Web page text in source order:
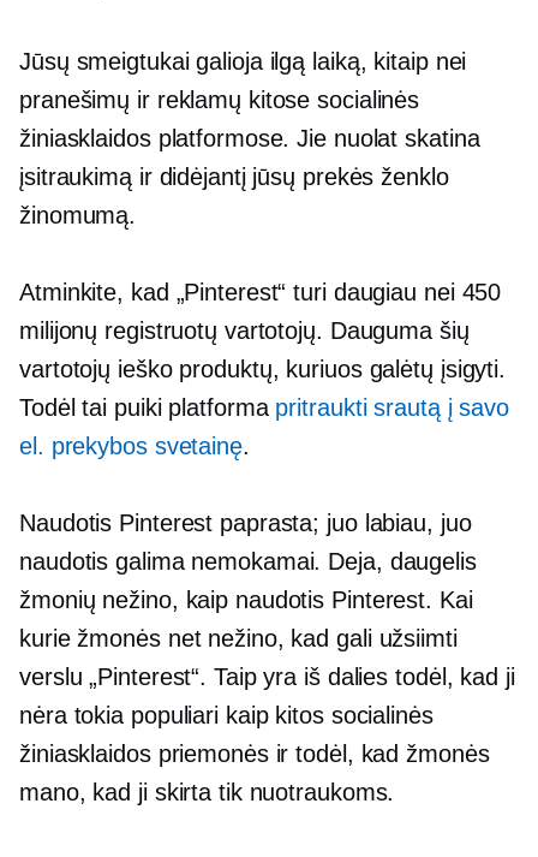
Jūsų smeigtukai galioja ilgą laiką, kitaip nei
pranešimų ir reklamų kitose socialinės
žiniasklaidos platformose. Jie nuolat skatina
įsitraukimą ir didėjantį jūsų prekės ženklo
žinomumą.
Atminkite, kad „Pinterest“ turi daugiau nei 450
milijonų registruotų vartotojų. Dauguma šių
vartotojų ieško produktų, kuriuos galėtų įsigyti.
Todėl tai puiki platforma pritraukti srautą į savo
el. prekybos svetainę.
Naudotis Pinterest paprasta; juo labiau, juo
naudotis galima nemokamai. Deja, daugelis
žmonių nežino, kaip naudotis Pinterest. Kai
kurie žmonės net nežino, kad gali užsiimti
verslu „Pinterest“. Taip yra iš dalies todėl, kad ji
nėra tokia populiari kaip kitos socialinės
žiniasklaidos priemonės ir todėl, kad žmonės
mano, kad ji skirta tik nuotraukoms.